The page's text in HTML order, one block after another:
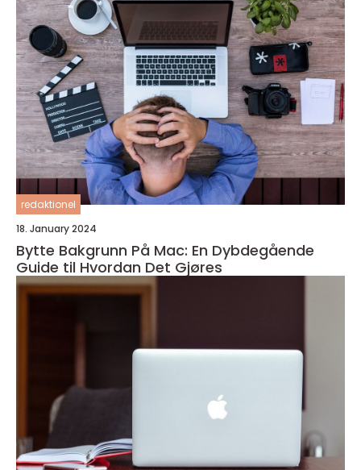
redaktionel
18. January 2024
Bytte Bakgrunn På Mac: En Dybdegående
Guide til Hvordan Det Gjøres